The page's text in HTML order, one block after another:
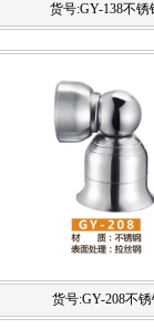
货号:GY-138不锈
货号:GY-208不锈